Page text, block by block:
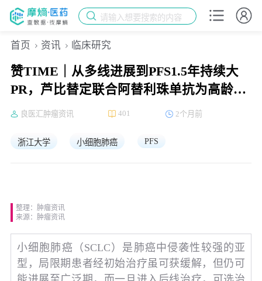
请输入想要搜索的内容
首页 资讯 临床研究
赞TIME｜从多线进展到PFS1.5年持续大
PR，芦比替定联合阿替利珠单抗为高龄
SCLC患者带来持久获益
良医汇肿瘤资讯 401 2个月前
浙江大学 小细胞肺癌 PFS
整理：肿瘤资讯
来源：肿瘤资讯
小细胞肺癌（SCLC）是肺癌中侵袭性较强的亚
型，局限期患者经初始治疗虽可获缓解，但仍可